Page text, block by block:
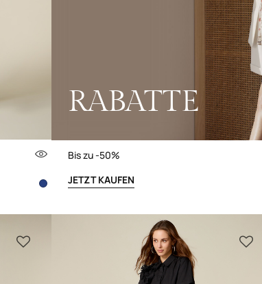
RABATTE
Bis zu -50%
JETZT KAUFEN